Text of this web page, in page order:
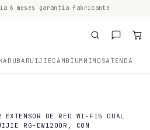
6 meses garantía fabricante
ARUBA RUIJIECAMBIUM MIMOSATENDA
EXTENSOR DE RED WI-FI5 DUAL
RG-EW1200R, CON